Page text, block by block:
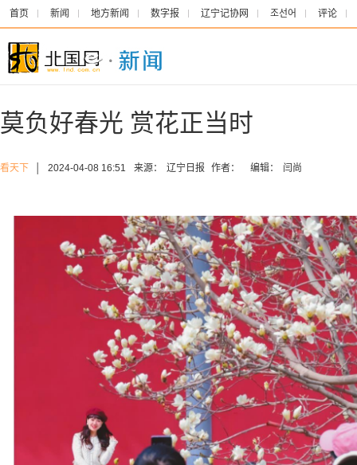
首页 新闻 地方新闻 数字报 辽宁记协网 조선어 评论
莫负好春光 赏花正当时
看天下 2024-04-08 16:51 来源： 辽宁日报 作者： 编辑： 闫尚